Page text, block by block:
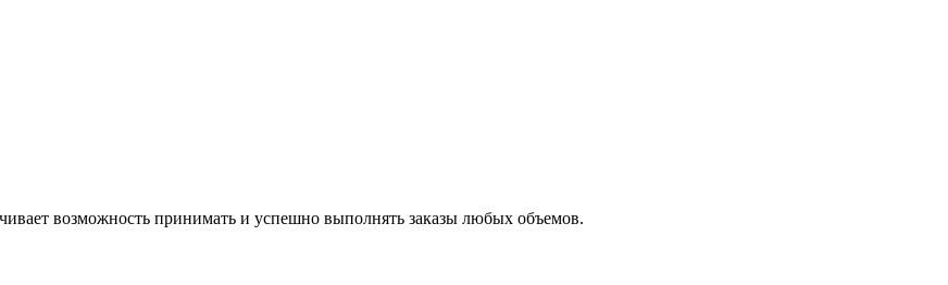
возможность принимать и успешно выполнять заказы любых объемов.